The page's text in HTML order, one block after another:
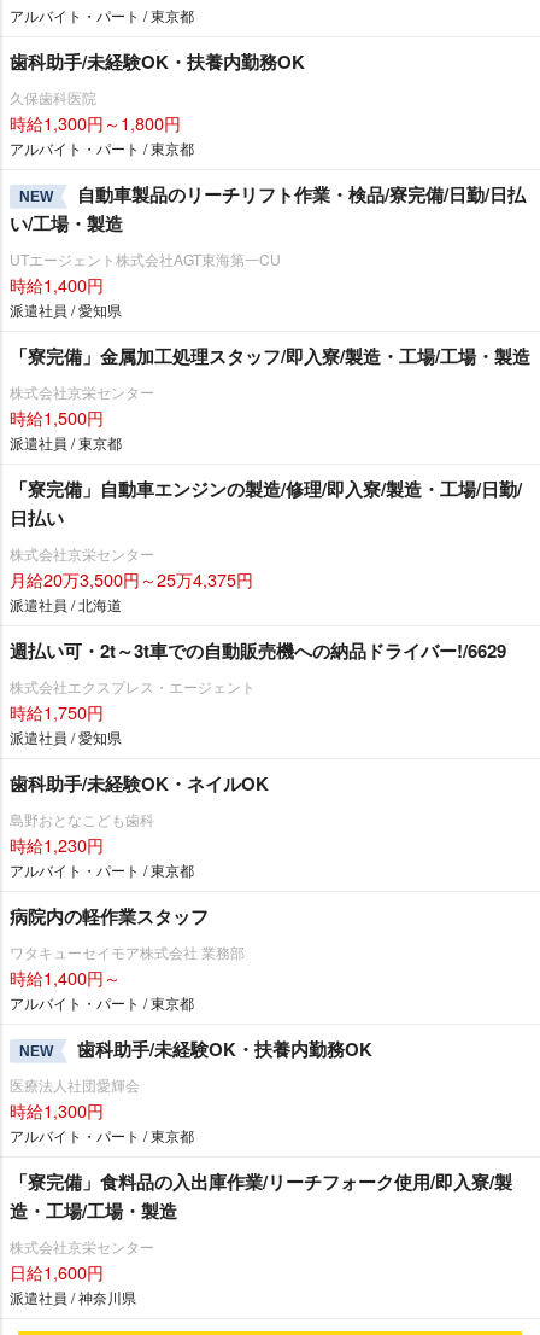
アルバイト・パート / 東京都
歯科助手/未経験OK・扶養内勤務OK
久保歯科医院
時給1,300円～1,800円
アルバイト・パート / 東京都
NEW
自動車製品のリーチリフト作業・検品/寮完備/日勤/日払
い/工場・製造
UTエージェント株式会社AGT東海第一CU
時給1,400円
派遣社員 / 愛知県
「寮完備」金属加工処理スタッフ/即入寮/製造・工場/工場・製造
株式会社京栄センター
時給1,500円
派遣社員 / 東京都
「寮完備」自動車エンジンの製造/修理/即入寮/製造・工場/日勤/
日払い
株式会社京栄センター
月給20万3,500円～25万4,375円
派遣社員 / 北海道
週払い可・2t～3t車での自動販売機への納品ドライバー!/6629
株式会社エクスプレス・エージェント
時給1,750円
派遣社員 / 愛知県
歯科助手/未経験OK・ネイルOK
島野おとなこども歯科
時給1,230円
アルバイト・パート / 東京都
病院内の軽作業スタッフ
ワタキューセイモア株式会社 業務部
時給1,400円～
アルバイト・パート / 東京都
NEW 歯科助手/未経験OK・扶養内勤務OK
医療法人社団愛輝会
時給1,300円
アルバイト・パート / 東京都
「寮完備」食料品の入出庫作業/リーチフォーク使用/即入寮/製
造・工場/工場・製造
株式会社京栄センター
日給1,600円
派遣社員 / 神奈川県